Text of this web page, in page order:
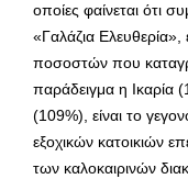
οποίες φαίνεται ότι
«Γαλάζια
ποσοστών που
παράδειγμα η
(109%), είναι το
εξοχικών κατοικιών
των καλοκαιρινών